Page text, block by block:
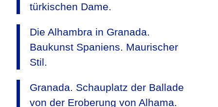
türkischen Dame.
Die Alhambra in Granada.
Baukunst Spaniens. Maurischer
Stil.
Granada. Schauplatz der Ballade
von der Eroberung von Alhama.